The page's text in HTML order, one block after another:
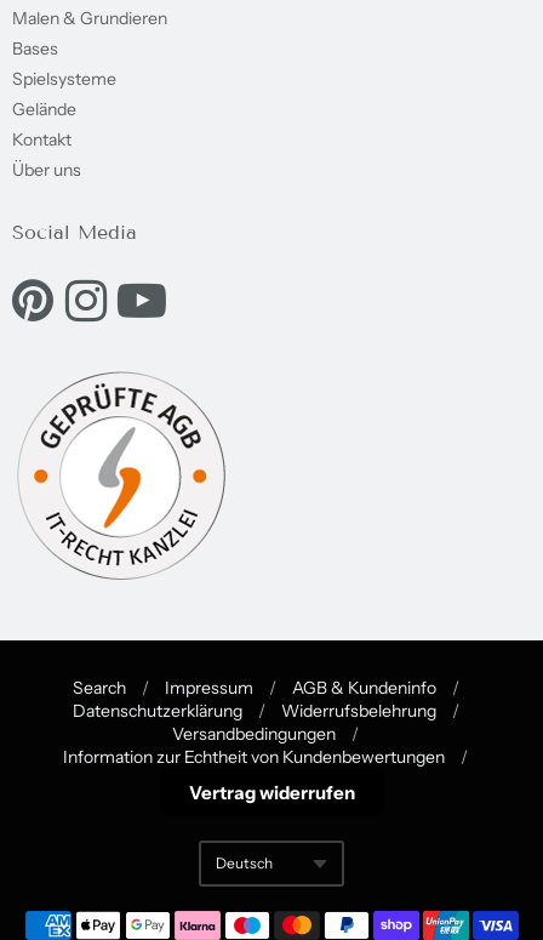
Malen & Grundieren
Bases
Spielsysteme
Gelände
Kontakt
Über uns
Social Media
Eine externe Webseite in einem neuen Fenster öffnen.
Eine externe Webseite in einem neuen Fenster öffnen.
Eine externe Webseite in einem neuen Fenster
Navigation:
Search / Impressum / AGB & Kundeninfo
/
Datenschutzerklärung
/ Widerrufsbelehrung
/
Versandbedingungen
/
Information zur Echtheit von Kundenbewertungen
/
Vertrag widerrufen
Translation
Deutsch